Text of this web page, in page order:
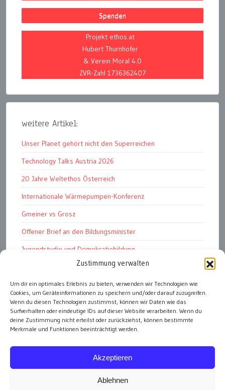
Zustimmung verwalten
Um dir ein optimales Erlebnis zu bieten, verwenden wir Technologien wie
Cookies, um Geräteinformationen zu speichern und/oder darauf zuzugreifen.
Wenn du diesen Technologien zustimmst, können wir Daten wie das
Surfverhalten oder eindeutige IDs auf dieser Website verarbeiten. Wenn du
deine Zustimmung nicht erteilst oder zurückziehst, können bestimmte
Merkmale und Funktionen beeinträchtigt werden.
Akzeptieren
Ablehnen
Spenden
Projekt ethos.at
Hubert Thurnhofer
& Verein Moral 4.0
ZVR-Zahl 1736362407
weitere Artikel:
Unser Planet gehört nicht den Superreichen
Technology Talks Austria 2026
20 Jahre Weltethos Österreich
Internationale Wärmepumpen-Konferenz
Gmeiner vs Grosz
Offener Brief an den Bildungsminister
Jugendstudie und Demokratiebildung
Solschenizyn, Dugin und der Westen
Finanzindustrie manipuliert Schüler
Chemtrails Contrails Geoengineering
alle Artikel